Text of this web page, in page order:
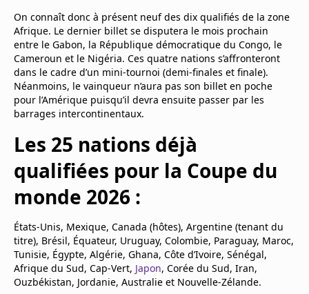
On connaît donc à présent neuf des dix qualifiés de la zone
Afrique. Le dernier billet se disputera le mois prochain
entre le Gabon, la République démocratique du Congo, le
Cameroun et le Nigéria. Ces quatre nations s’affronteront
dans le cadre d’un mini-tournoi (demi-finales et finale).
Néanmoins, le vainqueur n’aura pas son billet en poche
pour l’Amérique puisqu’il devra ensuite passer par les
barrages intercontinentaux.
Les 25 nations déjà
qualifiées pour la Coupe du
monde 2026 :
États-Unis, Mexique, Canada (hôtes), Argentine (tenant du
titre), Brésil, Équateur, Uruguay, Colombie, Paraguay, Maroc,
Tunisie, Égypte, Algérie, Ghana, Côte d’Ivoire, Sénégal,
Afrique du Sud, Cap-Vert, Japon, Corée du Sud, Iran,
Ouzbékistan, Jordanie, Australie et Nouvelle-Zélande.